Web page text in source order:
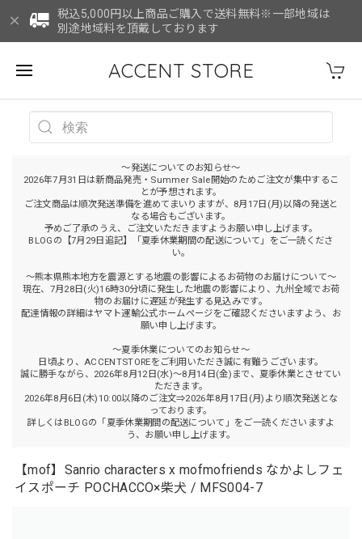
税込5,000円以上商品ご購入で送料無料※一部地域は
別途地域料を頂戴しております
ACCENT STORE
～発送についてのお知らせ～
2026年7月31日は新商品発売・Summer Sale開始のためご注文が集中するこ
とが予想されます。
ご注文商品は順次発送準備を進めてまいりますが、8月17日(月)以降の発送と
なる場合もございます。
予めご了承のうえ、ご注文いただきますようお願い申し上げます。
BLOGの【7月29日追記】「夏季休業期間の配送について」をご一読くださ
い。
～熊本県熊本地方を震源とする地震の影響によるお荷物のお届けについて～
現在、7月28日(火)16時30分頃に発生した地震の影響により、九州全域でお荷
物のお届けに遅延が発生する見込みです。
配達情報の詳細はヤマト運輸公式ホームページをご確認くださいますよう、お
願い申し上げます。
～夏季休業についてのお知らせ～
日頃より、ACCENTSTOREをご利用いただき誠に有難うございます。
誠に勝手ながら、2026年8月12日(水)～8月14日(金)まで、夏季休業とさせてい
ただきます。
2026年8月6日(木)10:00以降のご注文⇒2026年8月17日(月)より順次発送とな
っております。
詳しくはBLOGの「夏季休業期間の配送について」をご一読くださいますよ
う、お願い申し上げます。
【mof】Sanrio characters x mofmofriends なかよしフェ
イスポーチ POCHACCO×柴犬 / MFS004-7